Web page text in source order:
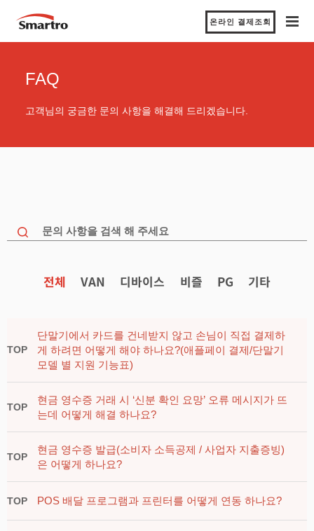
온라인 결제조회
FAQ
고객님의 궁금한 문의 사항을 해결해 드리겠습니다.
전체 VAN 디바이스 비즐 PG 기타
TOP
단말기에서 카드를 건네받지 않고 손님이 직접 결제하
게 하려면 어떻게 해야 하나요?(애플페이 결제/단말기
모델 별 지원 기능표)
TOP
현금 영수증 거래 시 ‘신분 확인 요망’ 오류 메시지가 뜨
는데 어떻게 해결 하나요?
TOP
현금 영수증 발급(소비자 소득공제 / 사업자 지출증빙)
은 어떻게 하나요?
TOP POS 배달 프로그램과 프린터를 어떻게 연동 하나요?